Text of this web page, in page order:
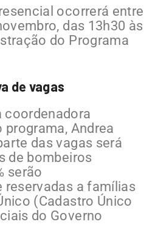
ocorrerá entre
das 13h30 às
do Programa
de vagas
coordenadora
Andrea
das vagas será
de bombeiros
serão
reservadas a famílias
(Cadastro Único
do Governo